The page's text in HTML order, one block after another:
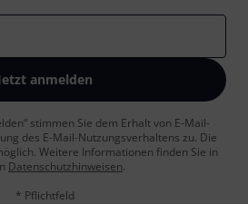
anmelden
stimmen Sie dem Erhalt von E-Mail-
des E-Mail-Nutzungsverhaltens zu. Die
Weitere Informationen finden Sie in
Datenschutzhinweisen.
* Pflichtfeld